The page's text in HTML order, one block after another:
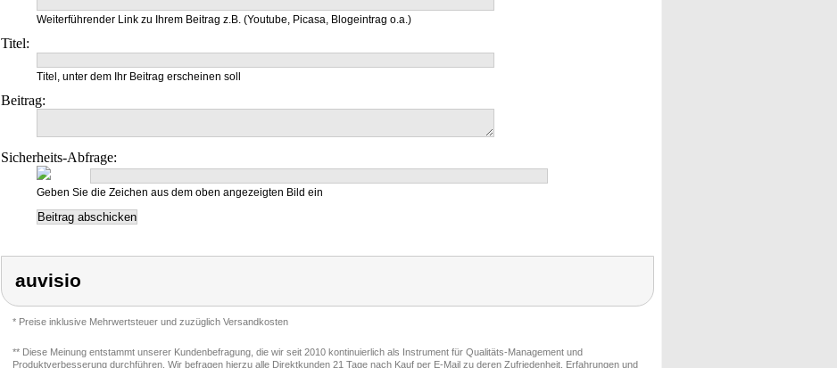
Weiterführender Link zu Ihrem Beitrag z.B. (Youtube, Picasa, Blogeintrag o.a.)
Titel:
Titel, unter dem Ihr Beitrag erscheinen soll
Beitrag:
Sicherheits-Abfrage:
Geben Sie die Zeichen aus dem oben angezeigten Bild ein
auvisio
* Preise inklusive Mehrwertsteuer und zuzüglich Versandkosten
** Diese Meinung entstammt unserer Kundenbefragung, die wir seit 2010 kontinuierlich als Instrument für Qualitäts-Management und
Produktverbesserung durchführen. Wir befragen hierzu alle Direktkunden 21 Tage nach Kauf per E-Mail zu deren Zufriedenheit, Erfahrungen und